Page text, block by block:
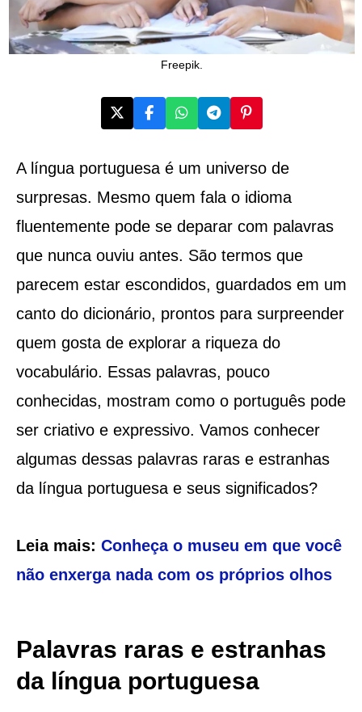
Freepik.
A língua portuguesa é um universo de
surpresas. Mesmo quem fala o idioma
fluentemente pode se deparar com palavras
que nunca ouviu antes. São termos que
parecem estar escondidos, guardados em um
canto do dicionário, prontos para surpreender
quem gosta de explorar a riqueza do
vocabulário. Essas palavras, pouco
conhecidas, mostram como o português pode
ser criativo e expressivo. Vamos conhecer
algumas dessas palavras raras e estranhas
da língua portuguesa e seus significados?
Leia mais: Conheça o museu em que você
não enxerga nada com os próprios olhos
Palavras raras e estranhas
da língua portuguesa